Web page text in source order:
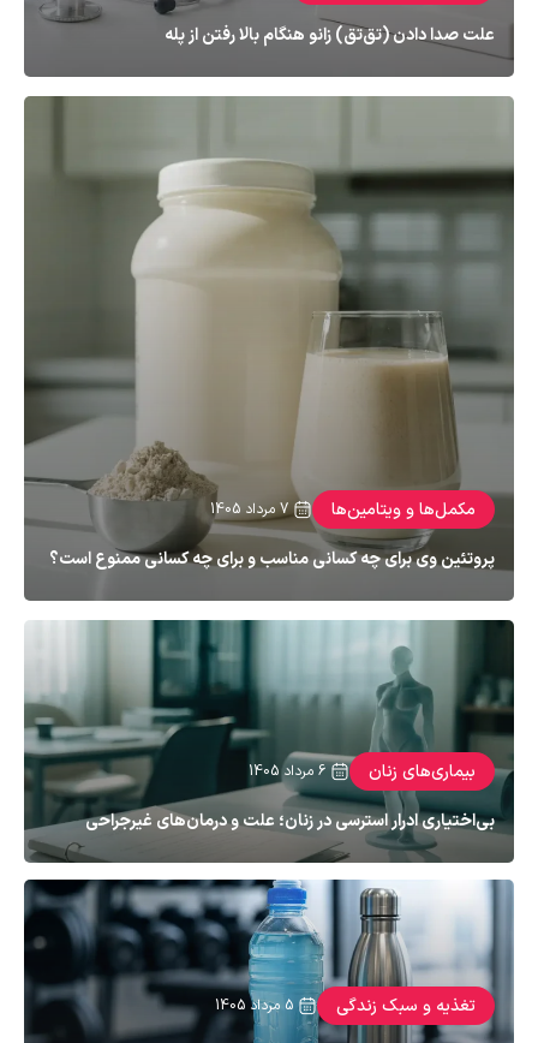
علت صدا دادن (تق‌تق) زانو هنگام بالا رفتن از پله
مکمل‌ها و ویتامین‌ها 7 مرداد 1405
پروتئین وی برای چه کسانی مناسب و برای چه کسانی ممنوع است؟
دلیل جذب سریع و پروفایل کامل اسیدهای آمینه، از جمله مکمل‌های پروتئینی
با کیفیت شناخته می‌شود. با این حال، پروتئین وی برای همهٔ افراد گزینهٔ
بی‌خطری نیست و در […]
بیماری‌های زنان
بی‌اختیاری ادرار استرسی در زنان؛ علت و درمان‌های غیرجراحی
بی‌اختیاری ادرار استرسی (Stress Urinary Incontinence یا SUI) یکی از
شایع‌ترین اختلالات ادراری در زنان است که می‌تواند کیفیت زندگی، اعتماد به
نفس و فعالیت‌های روزمره را تحت تأثیر قرار دهد. این وضعیت شرم‌آور نیست
و در بسیاری از موارد با روش‌های ساده و غیرجراحی قابل بهبود است. در این
مقاله با تعریف، علل و […]
تغذیه و سبک زندگی